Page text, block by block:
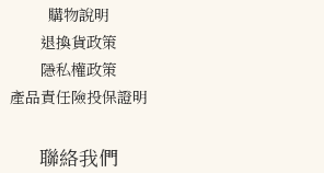
購物說明
退換貨政策
隱私權政策
產品責任險投保證明
聯絡我們